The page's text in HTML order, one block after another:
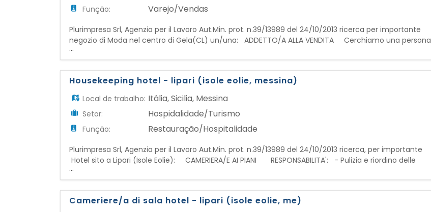
Função: Varejo/Vendas
Plurimpresa Srl, Agenzia per il Lavoro Aut.Min. prot. n.39/13989 del 24/10/2013 ricerca per importante
negozio di Moda nel centro di Gela(CL) un/una: ADDETTO/A ALLA VENDITA Cerchiamo una persona
dinamica, solare e orientata al cliente, capace di trasformare ogni visita in un'esperienza unica!
RESPONSABILITA': - Accoglienza cal
...
Housekeeping hotel - lipari (isole eolie, messina)
Local de trabalho: Itália,Sicilia, Messina
Setor: Hospidalidade/Turismo
Função: Restauração/Hospitalidade
Plurimpresa Srl, Agenzia per il Lavoro Aut.Min. prot. n.39/13989 del 24/10/2013 ricerca, per importante
Hotel sito a Lipari (Isole Eolie): CAMERIERA/E AI PIANI RESPONSABILITA': - Pulizia e riordino delle
camere e delle aree comuni - Cambio biancheria e rifornimento prodotti di cortesia - Controllo dello
stato delle camere e se
...
Cameriere/a di sala hotel - lipari (isole eolie, me)